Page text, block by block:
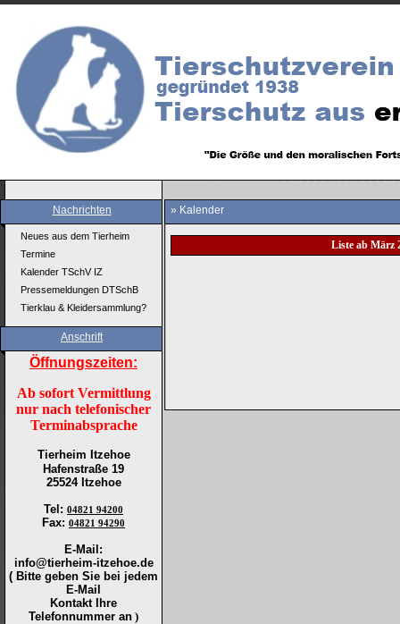
Nachrichten
Neues aus dem Tierheim
Termine
Kalender TSchV IZ
Pressemeldungen DTSchB
Tierklau & Kleidersammlung?
Anschrift
Öffnungszeiten:
Ab sofort Vermittlung
nur nach telefonischer
Terminabsprache
Tierheim Itzehoe
Hafenstraße 19
25524 Itzehoe
Tel : 04821 94200
Fax: 04821 94290
E-Mail:
info@tierheim-itzehoe.de
( Bitte geben Sie bei jedem
E-Mail
Kontakt Ihre
Telefonnummer an )
» Kalender
Liste ab März